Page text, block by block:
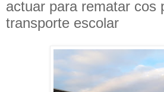
actuar para rematar cos
transporte escolar